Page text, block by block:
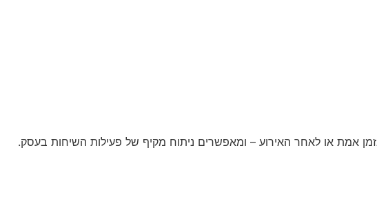
אמת או לאחר האירוע – ומאפשרים ניתוח מקיף של פעילות השיחות בעסק.